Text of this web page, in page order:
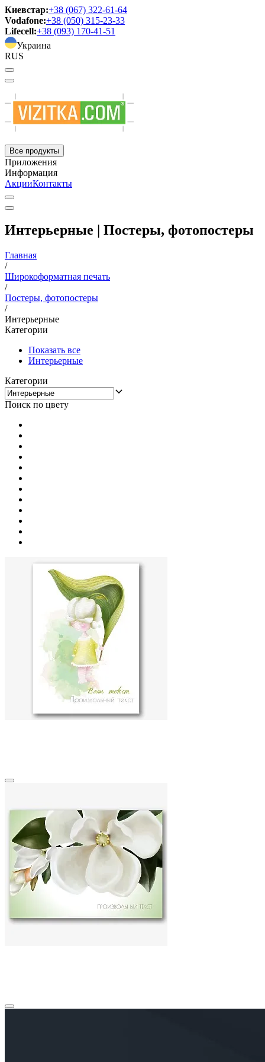
Киевстар:+38 (067) 322-61-64
Vodafone:+38 (050) 315-23-33
Lifecell:+38 (093) 170-41-51
Украина
RUS
Все продукты
Приложения
Информация
АкцииКонтакты
Интерьерные | Постеры, фотопостеры
Главная
/
Широкоформатная печать
/
Постеры, фотопостеры
/
Интерьерные
Категории
Показать все
Интерьерные
Категории
Поиск по цвету